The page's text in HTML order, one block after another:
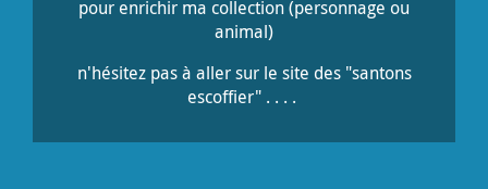
pour enrichir ma collection (personnage ou
animal)
n'hésitez pas à aller sur le site des "santons
escoffier" . . . .